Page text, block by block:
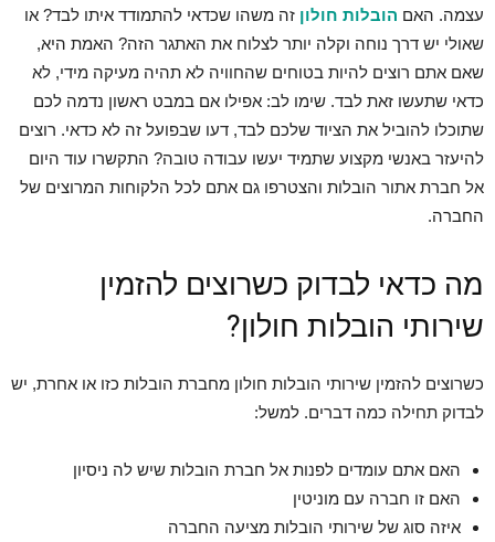
עצמה. האם הובלות חולון זה משהו שכדאי להתמודד איתו לבד? או
שאולי יש דרך נוחה וקלה יותר לצלוח את האתגר הזה? האמת היא,
שאם אתם רוצים להיות בטוחים שהחוויה לא תהיה מעיקה מידי, לא
כדאי שתעשו זאת לבד. שימו לב: אפילו אם במבט ראשון נדמה לכם
שתוכלו להוביל את הציוד שלכם לבד, דעו שבפועל זה לא כדאי. רוצים
להיעזר באנשי מקצוע שתמיד יעשו עבודה טובה? התקשרו עוד היום
אל חברת אתור הובלות והצטרפו גם אתם לכל הלקוחות המרוצים של
החברה.
מה כדאי לבדוק כשרוצים להזמין
שירותי הובלות חולון?
כשרוצים להזמין שירותי הובלות חולון מחברת הובלות כזו או אחרת, יש
לבדוק תחילה כמה דברים. למשל:
האם אתם עומדים לפנות אל חברת הובלות שיש לה ניסיון
האם זו חברה עם מוניטין
איזה סוג של שירותי הובלות מציעה החברה